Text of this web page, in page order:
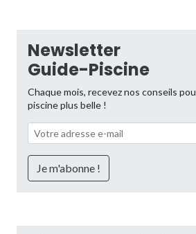
Newsletter
Guide-Piscine
Chaque mois, recevez nos conseils
piscine plus belle !